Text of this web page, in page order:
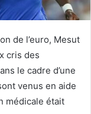
de l’euro, Mesut
cris des
le cadre d’une
venus en aide
médicale était